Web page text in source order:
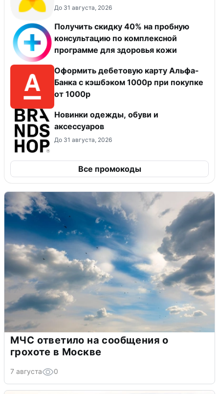
До 31 августа, 2026
Получить скидку 40% на пробную
консультацию по комплексной
программе для здоровья кожи
Оформить дебетовую карту Альфа-
Банка с кэшбэком 1000р при покупке
от 1000р
Новинки одежды, обуви и
аксессуаров
До 31 августа, 2026
Все промокоды
МЧС ответило на сообщения о
грохоте в Москве
7 августа 0